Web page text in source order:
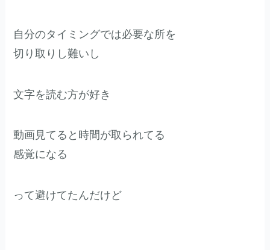
自分のタイミングでは必要な所を
切り取りし難いし
文字を読む方が好き
動画見てると時間が取られてる
感覚になる
って避けてたんだけど